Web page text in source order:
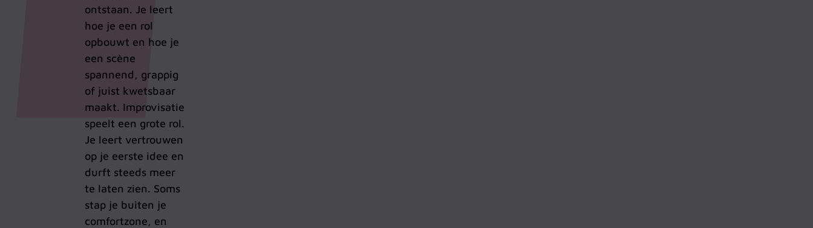
ontstaan. Je leert
hoe je een rol
opbouwt en hoe je
een scène
spannend, grappig
of juist kwetsbaar
maakt. Improvisatie
speelt een grote rol.
Je leert vertrouwen
op je eerste idee en
durft steeds meer
te laten zien. Soms
stap je buiten je
comfortzone, en